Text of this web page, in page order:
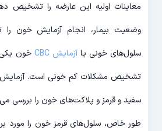
معاینات اولیه این عارضه را تشخیص
وضعیت بیمار، انجام آزمایش خون
سلول‌های خونی یاآزمایش CBC
خون یکی
تشخیص مشکلات کم خونی است. آزمایش
طور خاص، سلول‌های قرمز خون را مورد